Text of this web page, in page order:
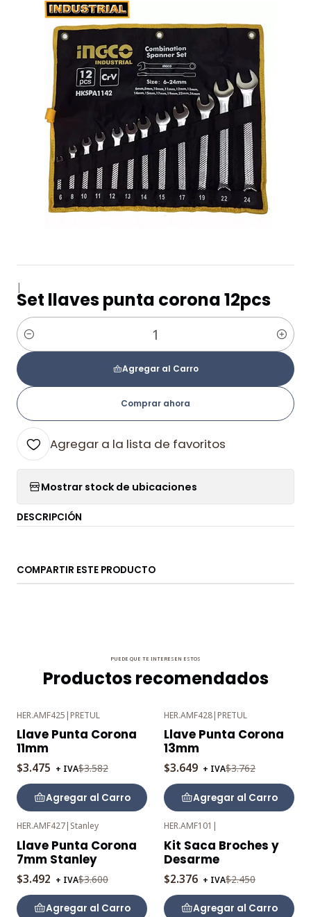
|
Set llaves punta corona 12pcs
Cantidad
Agregar al Carro
Comprar ahora
Agregar a la lista de favoritos
Mostrar stock de ubicaciones
DESCRIPCIÓN
COMPARTIR ESTE PRODUCTO
PUEDE QUE TE INTERESEN ESTOS
Productos recomendados
-3%
OFF
HER.AMF425 | PRETUL
Llave Punta Corona
11mm
$3.475 + IVA$3.582
Agregar al Carro
-3%
OFF
HER.AMF428| PRETUL
Llave Punta Corona
13mm
$3.649 + IVA$3.762
Agregar al Carro
OFF
HER.AMF427| Stanley
Llave Punta Corona
7mm Stanley
$3.492 + IVA$3.600
Agregar al Carro
-3%
OFF
HER.AMF101 |
Kit Saca Broches y
Desarme
$2.376 + IVA$2.450
Agregar al Carro